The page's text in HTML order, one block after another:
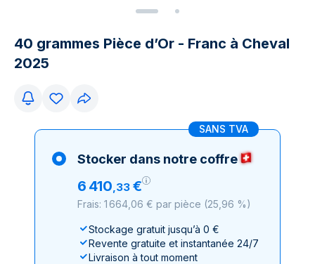
40 grammes Pièce d’Or - Franc à Cheval
2025
SANS TVA
Stocker dans notre coffre
6 410,33 €
Frais: 1 664,06 € par pièce (25,96 %)
Stockage gratuit jusqu’à 0 €
Revente gratuite et instantanée 24/7
Livraison à tout moment